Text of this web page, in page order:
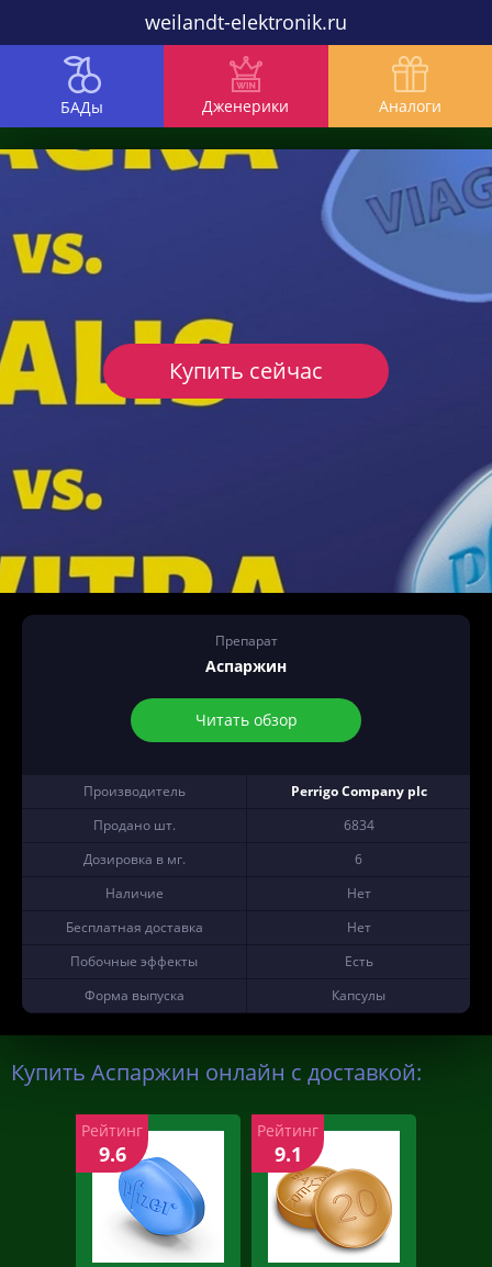
weilandt-elektronik.ru
БАДы Дженерики Аналоги
Препарат
Аспаржин
Читать обзор
Производитель
Perrigo Company plc
Продано шт.
6834
Дозировка в мг.
6
Наличие
Нет
Бесплатная доставка
Нет
Побочные эффекты
Есть
Форма выпуска
Капсулы
Купить сейчас
Купить Аспаржин онлайн с доставкой:
Рейтинг
9.6
Рейтинг
9.1